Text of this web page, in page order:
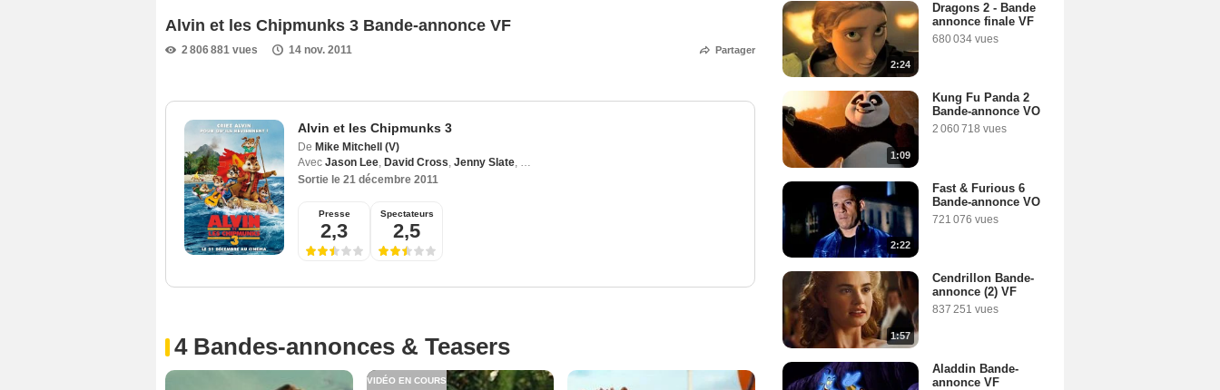
Alvin et les Chipmunks 3 Bande-annonce VF
2 806 881 vues 14 nov. 2011 Partager
Alvin et les Chipmunks 3
De Mike Mitchell (V)
Avec Jason Lee, David Cross, Jenny Slate, Michael Northey
Sortie le 21 décembre 2011
Presse
2,3
Spectateurs
2,5
4 Bandes-annonces & Teasers
VIDÉO EN COURS
2:24
Dragons 2 - Bande
annonce finale VF
680 034 vues
1:09
Kung Fu Panda 2
Bande-annonce VO
2 060 718 vues
2:22
Fast & Furious 6
Bande-annonce VO
721 076 vues
1:57
Cendrillon Bande-
annonce (2) VF
837 251 vues
Aladdin Bande-
annonce VF